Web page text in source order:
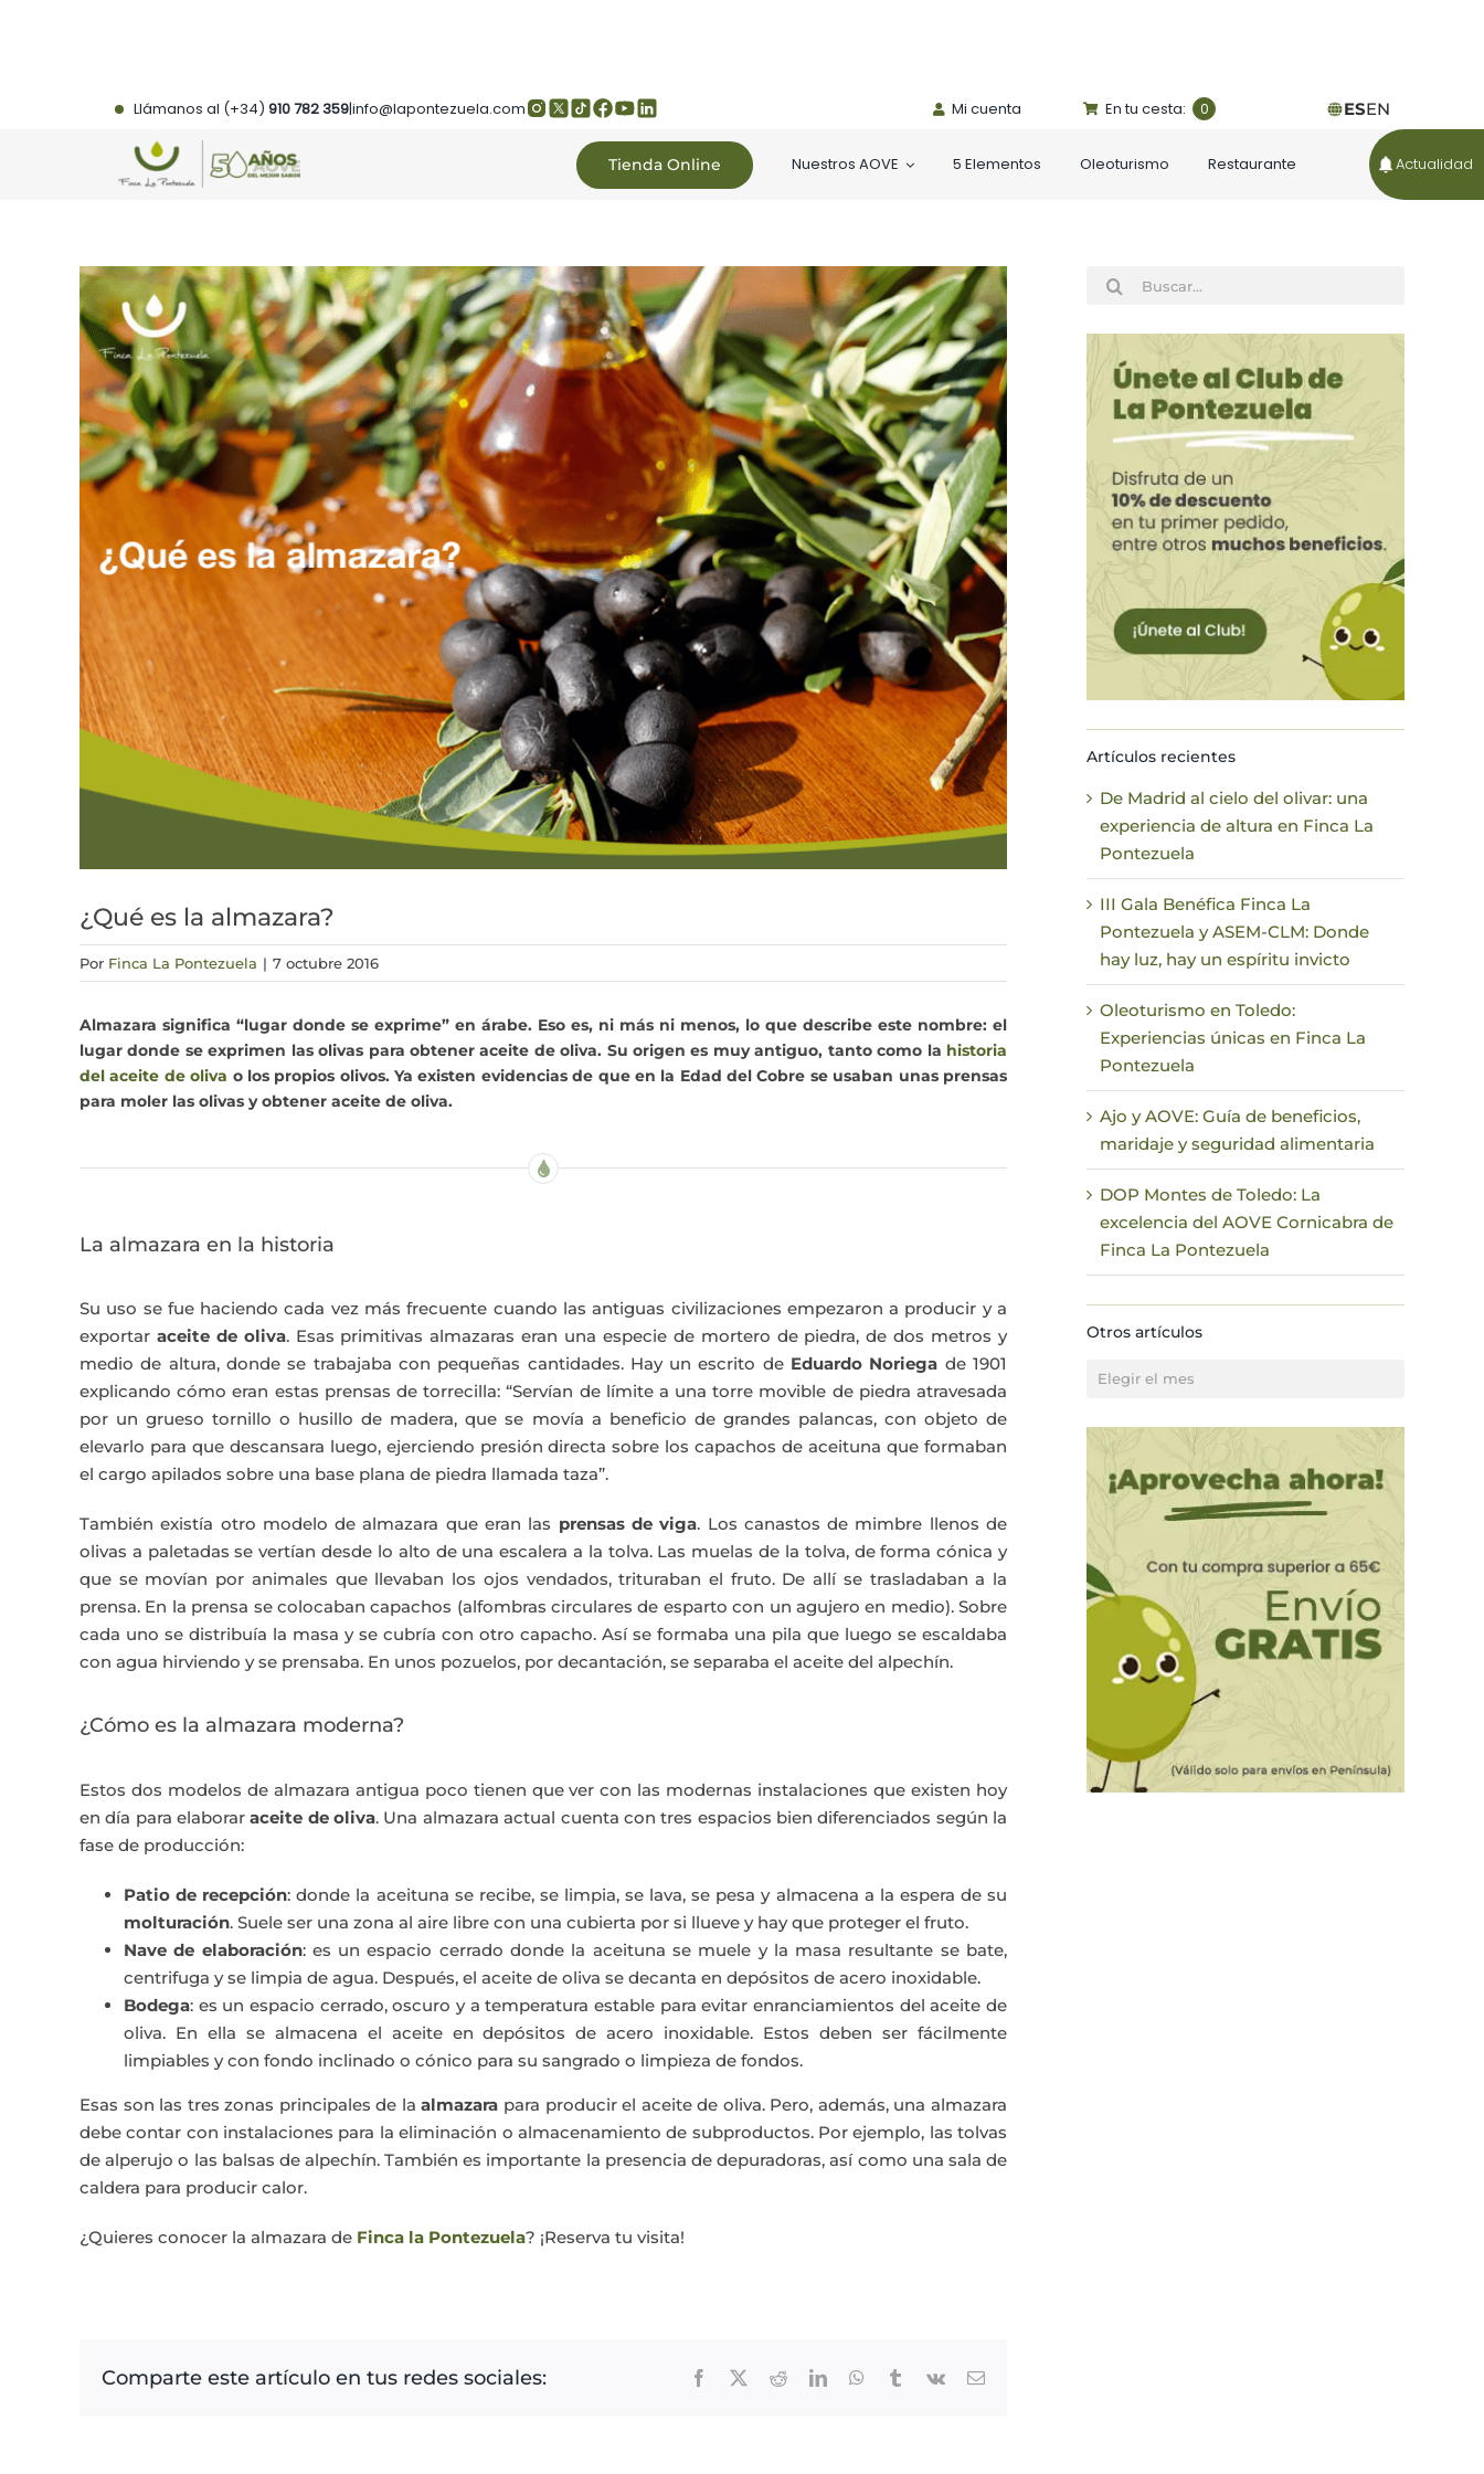
Llámanos al (+34) 910 782 359|info@lapontezuela.com Mi cuenta En tu cesta: 0 ESEN
Tienda Online Nuestros AOVE 5 Elementos Oleoturismo Restaurante Actualidad
¿Qué es la almazara?
Por Finca La Pontezuela | 7 octubre 2016
Almazara significa “lugar donde se exprime” en árabe. Eso es, ni más ni menos, lo que describe este nombre: el
lugar donde se exprimen las olivas para obteneraceite de oliva. Su origen es muy antiguo, tanto como la historia
del aceite de oliva o los propios olivos. Ya existen evidencias de que en la Edad del Cobre se usaban unas prensas
para moler las olivas y obtener aceite de oliva.
La almazara en la historia
Su uso se fue haciendo cada vez más frecuente cuando las antiguas civilizaciones empezaron a producir y a
exportar aceite de oliva. Esas primitivas almazaras eran una especie de mortero de piedra, de dos metros y
medio de altura, donde se trabajaba con pequeñas cantidades. Hay un escrito de Eduardo Noriega de 1901
explicando cómo eran estas prensas de torrecilla: “Servían de límite a una torre movible de piedra atravesada
por un grueso tornillo o husillo de madera, que se movía a beneficio de grandes palancas, con objeto de
elevarlo para que descansara luego, ejerciendo presión directa sobre los capachos de aceituna que formaban
el cargo apilados sobre una base plana de piedra llamada taza”.
También existía otro modelo de almazara que eran las prensas de viga. Los canastos de mimbre llenos de
olivas a paletadas se vertían desde lo alto de una escalera a la tolva. Las muelas de la tolva, de forma cónica y
que se movían por animales que llevaban los ojos vendados, trituraban el fruto. De allí se trasladaban a la
prensa. En la prensa se colocaban capachos (alfombras circulares de esparto con un agujero en medio). Sobre
cada uno se distribuía la masa y se cubría con otro capacho. Así se formaba una pila que luego se escaldaba
con agua hirviendo y se prensaba. En unos pozuelos, por decantación, se separaba el aceite del alpechín.
¿Cómo es la almazara moderna?
Estos dos modelos de almazara antigua poco tienen que ver con las modernas instalaciones que existen hoy
en día para elaboraraceite de oliva. Una almazara actual cuenta con tres espacios bien diferenciados según la
fase de producción:
Patio de recepción: donde la aceituna se recibe, se limpia, se lava, se pesa y almacena a la espera de su
molturación. Suele ser una zona al aire libre con una cubierta por si llueve y hay que proteger el fruto.
Nave de elaboración: es un espacio cerrado donde la aceituna se muele y la masa resultante se bate,
centrifuga y se limpia de agua. Después, el aceite de oliva se decanta en depósitos de acero inoxidable.
Bodega: es un espacio cerrado, oscuro y a temperatura estable para evitar enranciamientos del aceite de
oliva. En ella se almacena el aceite en depósitos de acero inoxidable. Estos deben ser fácilmente
limpiables y con fondo inclinado o cónico para su sangrado o limpieza de fondos.
Esas son las tres zonas principales de laalmazara para producir el aceite de oliva. Pero, además, una almazara
debe contar con instalaciones para la eliminación o almacenamiento de subproductos. Por ejemplo, las tolvas
de alperujo o las balsas de alpechín. También es importante la presencia de depuradoras, así como una sala de
caldera para producir calor.
¿Quieres conocer la almazara de Finca la Pontezuela? ¡Reserva tu visita!
Comparte este artículo en tus redes sociales: Facebook RedditLinkedInWhatsApp
TumblrVk
Correo
Buscar:
Artículos recientes
De Madrid al cielo del olivar: una
experiencia de altura en Finca La
Pontezuela
III Gala Benéfica Finca La
Pontezuela y ASEM-CLM: Donde
hay luz, hay un espíritu invicto
Oleoturismo en Toledo:
Experiencias únicas en Finca La
Pontezuela
Ajo y AOVE: Guía de beneficios,
maridaje y seguridad alimentaria
DOP Montes de Toledo: La
excelencia del AOVE Cornicabra de
Finca La Pontezuela
Otros artículos
Otros